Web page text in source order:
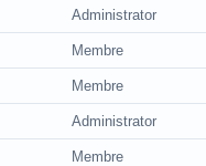
Administrator
Membre
Membre
Administrator
Membre